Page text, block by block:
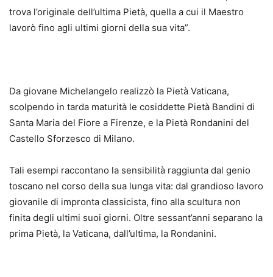
trova l’originale dell’ultima Pietà, quella a cui il Maestro
lavorò fino agli ultimi giorni della sua vita”.
Da giovane Michelangelo realizzò la Pietà Vaticana,
scolpendo in tarda maturità le cosiddette Pietà Bandini di
Santa Maria del Fiore a Firenze, e la Pietà Rondanini del
Castello Sforzesco di Milano.
Tali esempi raccontano la sensibilità raggiunta dal genio
toscano nel corso della sua lunga vita: dal grandioso lavoro
giovanile di impronta classicista, fino alla scultura non
finita degli ultimi suoi giorni. Oltre sessant’anni separano la
prima Pietà, la Vaticana, dall’ultima, la Rondanini.